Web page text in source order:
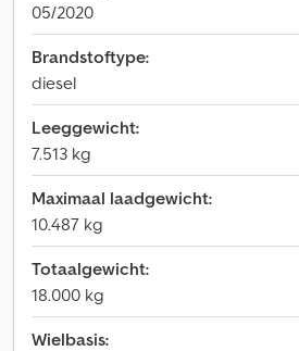
05/2020
Brandstoftype:
diesel
Leeggewicht:
7.513 kg
Maximaal laadgewicht:
10.487 kg
Totaalgewicht:
18.000 kg
Wielbasis: